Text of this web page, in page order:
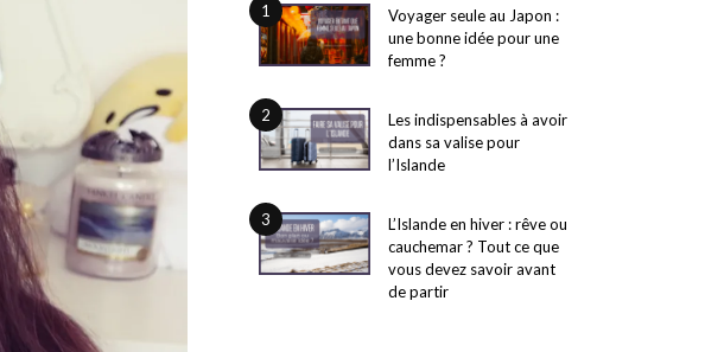
1
Voyager seule au Japon :
une bonne idée pour une
femme ?
2
Les indispensables à avoir
dans sa valise pour
l’Islande
3
L’Islande en hiver : rêve ou
cauchemar ? Tout ce que
vous devez savoir avant
de partir